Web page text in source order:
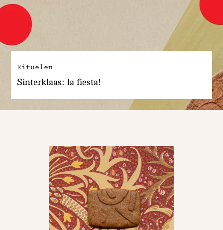
Rituelen
Sinterklaas: la fiesta!